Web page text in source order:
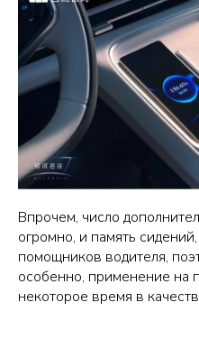
Впрочем, число
огромно, и память
помощников водителя,
особенно, применение на
некоторое время в